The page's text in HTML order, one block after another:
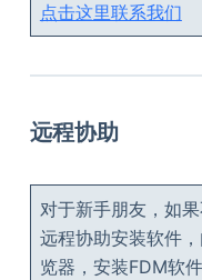
点击这里联系我们
远程协助
对于新手朋友，如
远程协助安装软件
览器，安装FDM软